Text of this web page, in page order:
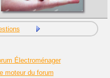
Électroménager
moteur du forum